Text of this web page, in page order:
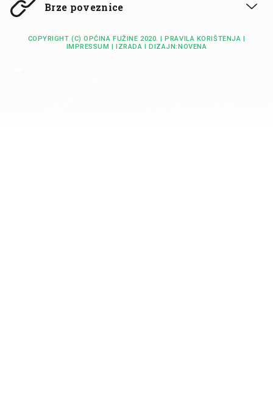
Brze poveznice
COPYRIGHT (C) OPĆINA FUŽINE 2020. |PRAVILA KORIŠTENJA |
IMPRESSUM | IZRADA I DIZAJN:NOVENA